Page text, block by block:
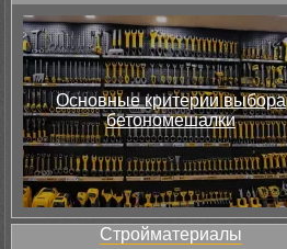
Основные критерии выбора
бетономешалки
Стройматериалы